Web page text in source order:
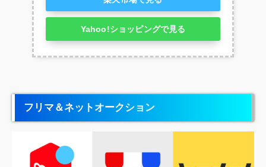
Yahoo!ショッピングで見る
フリマ＆ネットオークション